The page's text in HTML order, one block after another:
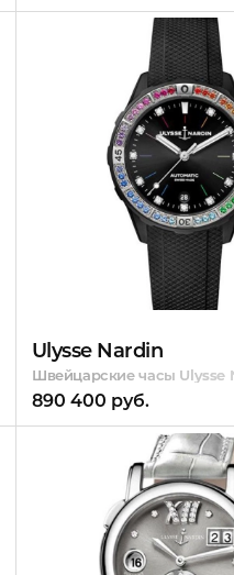
Time Ladies Small Seconds
Ulysse Nardin
Швейцарские часы Ulysse
890 400 руб.